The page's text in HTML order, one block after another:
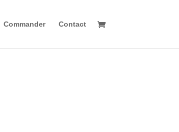
Commander Contact